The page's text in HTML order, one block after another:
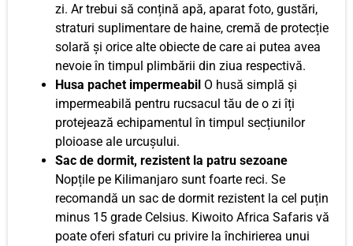
zi. Ar trebui să conțină apă, aparat foto, gustări,
straturi suplimentare de haine, cremă de protecție
solară și orice alte obiecte de care ai putea avea
nevoie în timpul plimbării din ziua respectivă.
Husa pachet impermeabil O husă simplă și
impermeabilă pentru rucsacul tău de o zi îți
protejează echipamentul în timpul secțiunilor
ploioase ale urcușului.
Sac de dormit, rezistent la patru sezoane
Nopțile pe Kilimanjaro sunt foarte reci. Se
recomandă un sac de dormit rezistent la cel puțin
minus 15 grade Celsius. Kiwoito Africa Safaris vă
poate oferi sfaturi cu privire la închirierea unui